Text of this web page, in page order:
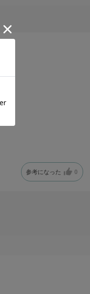
参考になった 0